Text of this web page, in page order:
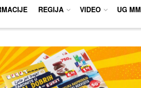
REGIJA VIDEO UG MM